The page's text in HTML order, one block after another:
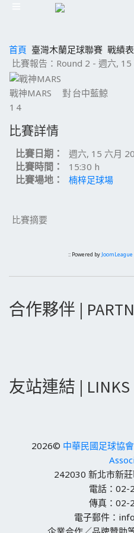
首頁 臺灣木蘭足球聯賽 戰績表
比賽報告：Round 2 - 週六,
戰神MARS 對台中藍鯨
1 4
比賽詳情
比賽日期： 週六, 15 六月
比賽時間： 15:30 h
比賽場地： 楠梓足球場
比賽摘要
:: Powered by JoomLeague
合作夥伴 |
友站連結 | LINKS
2026© 中華民國足球協
242030 新北市新
電話：02-
傳真：02-
電子郵件：